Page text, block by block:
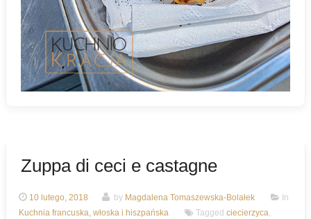
Zuppa di ceci e castagne
10 lutego, 2018 by Magdalena Tomaszewska-Bolałek
In
Kuchnia francuska, włoska i hiszpańska
Tagged ciecierzyca,